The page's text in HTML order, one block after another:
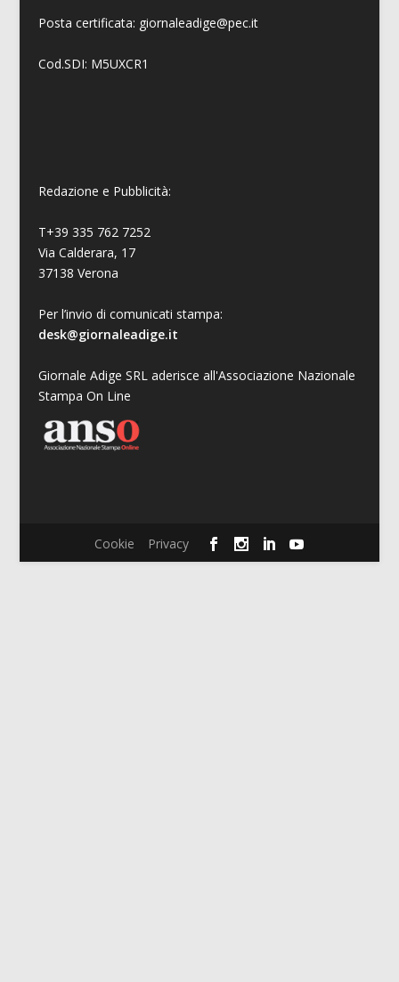
Posta certificata: giornaleadige@pec.it
Cod.SDI: M5UXCR1
Redazione e Pubblicità:
T+39 335 762 7252
Via Calderara, 17
37138 Verona
Per l’invio di comunicati stampa:
desk@giornaleadige.it
Giornale Adige SRL aderisce all'Associazione Nazionale
Stampa On Line
Cookie Privacy